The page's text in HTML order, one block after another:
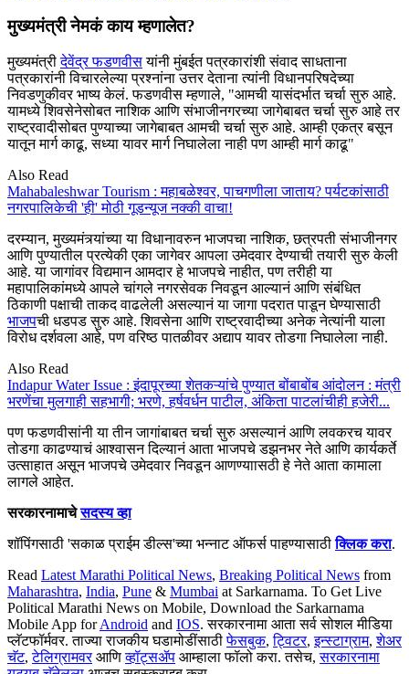
मुख्यमंत्री नेमकं काय म्हणालेत?
मुख्यमंत्रीदेवेंद्र फडणवीसयांनी मुंबईत पत्रकारांशी संवाद साधताना
पत्रकारांनी विचारलेल्या प्रश्नांना उत्तर देताना त्यांनी विधानपरिषदेच्या
निवडणुकीवर भाष्य केलं. फडणवीस म्हणाले, "आमची यासंदर्भात चर्चा सुरु आहे.
यामध्ये शिवसेनेसोबत नाशिक आणि संभाजीनगरच्या जागेबाबत चर्चा सुरु आहे तर
राष्ट्रवादीसोबत पुण्याच्या जागेबाबत आमची चर्चा सुरु आहे. आम्ही एकत्र बसून
यातून मार्ग काढू, सध्या यावर मार्ग निघालेला नाही पण आम्ही मार्ग काढू"
Also Read
Mahabaleshwar Tourism : महाबळेश्वर, पाचगणीला जाताय? पर्यटकांसाठी
नगरपालिकेची 'ही' मोठी गूडन्यूज नक्की वाचा!
दरम्यान, मुख्यमंत्र्यांच्या या विधानावरुन भाजपचा नाशिक, छत्रपती संभाजीनगर
आणि पुण्यातील प्रत्येकी एका जागेवर आपला उमेदवार देण्याची तयारी सुरु केली
आहे. या जागांवर विद्यमान आमदार हे भाजपचे नाहीत, पण तरीही या
महापालिकांमध्ये आपले चांगले नगरसेवक निवडून आल्यानं आणि संबंधित
ठिकाणी पक्षाची ताकद वाढलेली असल्यानं या जागा पदरात पाडून घेण्यासाठी
भाजपची धडपड सुरु आहे. शिवसेना आणि राष्ट्रवादीच्या अनेक नेत्यांनी याला
विरोध दर्शवला आहे, पण वरिष्ठ पातळीवर अद्याप यावर तोडगा निघालेला नाही.
Also Read
Indapur Water Issue : इंदापूरच्या शेतकऱ्यांचे पुण्यात बोंबाबोंब आंदोलन : मंत्री
भरणेंचा मुलगाही सहभागी; भरणे, हर्षवर्धन पाटील, अंकिता पाटलांचीही हजेरी...
पण फडणवीसांनी या तीन जागांबाबत चर्चा सुरु असल्यानं आणि लवकरच यावर
तोडगा काढण्याचं आश्वासन दिल्यानं आता भाजपचे डझनभर नेते आणि कार्यकर्ते
उत्साहात असून भाजपचे उमेदवार निवडून आणण्याासठी हे नेते आता कामाला
लागले आहेत.
सरकारनामाचेसदस्य व्हा
शॉपिंगसाठी 'सकाळ प्राईम डील्स'च्या भन्नाट ऑफर्स पाहण्यासाठीक्लिक करा.
Read Latest Marathi Political News, Breaking Political News from
Maharashtra, India, Pune & Mumbai at Sarkarnama. To Get Live
Political Marathi News on Mobile, Download the Sarkarnama
Mobile App forAndroid and IOS. सरकारनामा आता सर्व सोशल मीडिया
प्लॅटफॉर्मवर. ताज्या राजकीय घडामोडींसाठीफेसबुक,ट्विटर,इन्स्टाग्राम,शेअर
चॅट,टेलिग्रामवरआणिव्हॉट्सॲप आम्हाला फॉलो करा. तसेच,सरकारनामा